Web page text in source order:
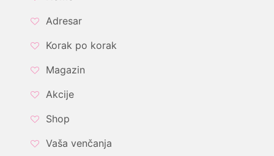
Adresar
Korak po korak
Magazin
Akcije
Shop
Vaša venčanja